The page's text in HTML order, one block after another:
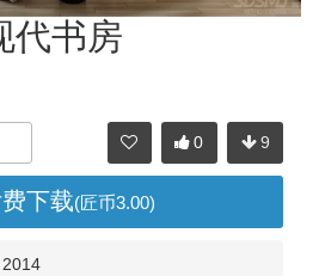
代书房
9
0
下载(匠币3.00)
2014